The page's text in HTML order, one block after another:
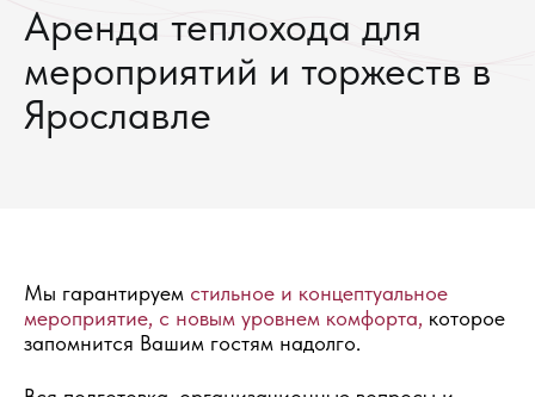
Аренда теплохода для
мероприятий и торжеств в
Ярославле
Мы гарантируем стильное и концептуальное
мероприятие, с новым уровнем комфорта, которое
запомнится Вашим гостям надолго.